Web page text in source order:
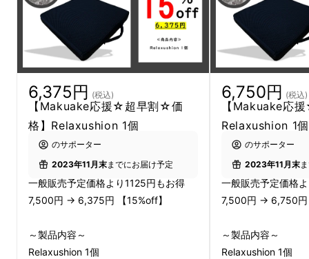
6,375円 (税込)
【Makuake応援☆超早割☆価
格】Relaxushion 1個
のサポーター
2023年11月末までにお届け予定
一般販売予定価格より1125円もお得
7,500円 → 6,375円 【15%off】
～製品内容～
Relaxushion 1個
6,750円 (税込)
【Makuake応
Relaxushion 1個
のサポーター
2023年11月末
一般販売予定価格
7,500円 → 6,750円
～製品内容～
Relaxushion 1個